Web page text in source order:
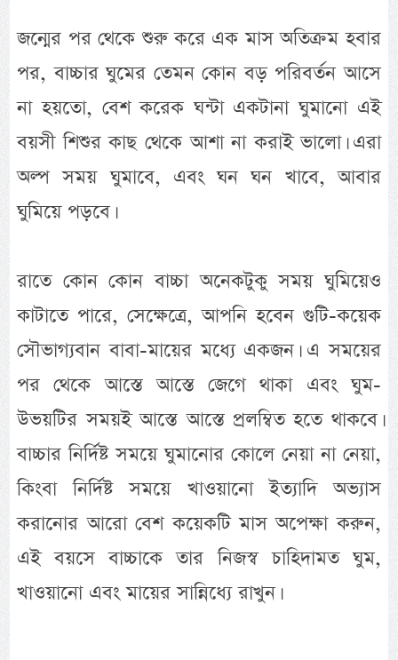
জন্মের পর থেকে শুরু করে এক মাস অতিক্রম হবার
পর, বাচ্চার ঘুমের তেমন কোন বড় পরিবর্তন আসে
না হয়তো, বেশ করেক ঘন্টা একটানা ঘুমানো এই
বয়সী শিশুর কাছ থেকে আশা না করাই ভালো। এরা
অল্প সময় ঘুমাবে, এবং ঘন ঘন খাবে, আবার
ঘুমিয়ে পড়বে।
রাতে কোন কোন বাচ্চা অনেকটুকু সময় ঘুমিয়েও
কাটাতে পারে, সেক্ষেত্রে, আপনি হবেন গুটি-কয়েক
সৌভাগ্যবান বাবা-মায়ের মধ্যে একজন। এ সময়ের
পর থেকে আস্তে আস্তে জেগে থাকা এবং ঘুম-
উভয়টির সময়ই আস্তে আস্তে প্রলম্বিত হতে থাকবে।
বাচ্চার নির্দিষ্ট সময়ে ঘুমানোর কোলে নেয়া না নেয়া,
কিংবা নির্দিষ্ট সময়ে খাওয়ানো ইত্যাদি অভ্যাস
করানোর আরো বেশ কয়েকটি মাস অপেক্ষা করুন,
এই বয়সে বাচ্চাকে তার নিজস্ব চাহিদামত ঘুম,
খাওয়ানো এবং মায়ের সান্নিধ্যে রাখুন।